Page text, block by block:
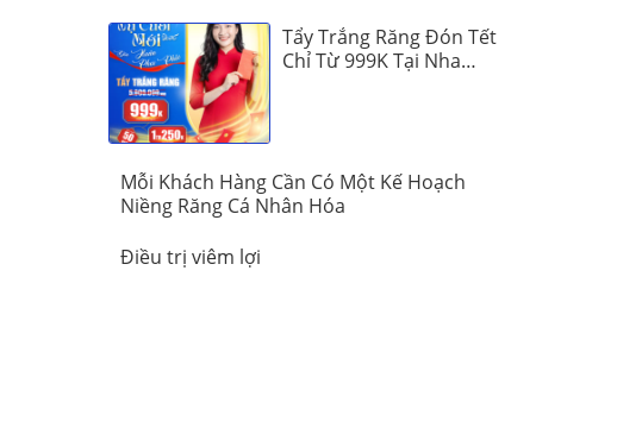
Tẩy Trắng Răng Đón Tết
Chỉ Từ 999K Tại Nha
Mỗi Khách Hàng Cần Có Một Kế Hoạch
Niềng Răng Cá Nhân Hóa
Điều trị viêm lợi